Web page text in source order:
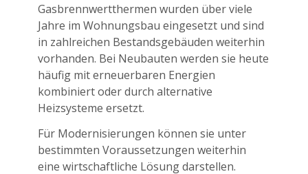
Gasbrennwertthermen wurden über viele
Jahre im Wohnungsbau eingesetzt und sind
in zahlreichen Bestandsgebäuden weiterhin
vorhanden. Bei Neubauten werden sie heute
häufig mit erneuerbaren Energien
kombiniert oder durch alternative
Heizsysteme ersetzt.
Für Modernisierungen können sie unter
bestimmten Voraussetzungen weiterhin
eine wirtschaftliche Lösung darstellen.